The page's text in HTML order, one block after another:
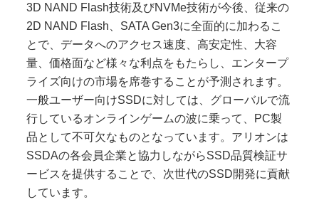
3D NAND Flash技術及びNVMe技術が今後、従来の
2D NAND Flash、SATA Gen3に全面的に加わるこ
とで、データへのアクセス速度、高安定性、大容
量、価格面など様々な利点をもたらし、エンタープ
ライズ向けの市場を席巻することが予測されます。
一般ユーザー向けSSDに対しては、グローバルで流
行しているオンラインゲームの波に乗って、PC製
品として不可欠なものとなっています。アリオンは
SSDAの各会員企業と協力しながらSSD品質検証サ
ービスを提供することで、次世代のSSD開発に貢献
しています。